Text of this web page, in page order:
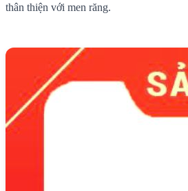
thân thiện với men răng.